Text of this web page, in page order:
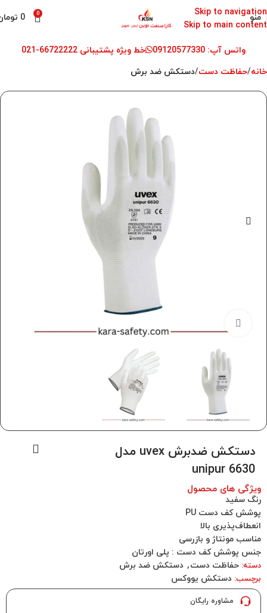
Skip to navigation
Skip to main content
منو 0
0
واتس آپ: 09120577330
خط ویژه پشتیبانی 66722222-021
خانه حفاظت دست دستکش ضد برش
دستکش ضدبرش uvex مدل
unipur 6630
ویژگی های محصول
رنگ سفید
پوشش کف دست PU
انعطاف‌پذیری بالا
مناسب مونتاژ و بازرسی
جنس پوشش کف دست : پلی اورتان
دسته: حفاظت دست, دستکش ضد برش
برچسب: دستکش یووکس
مشاوره رایگان